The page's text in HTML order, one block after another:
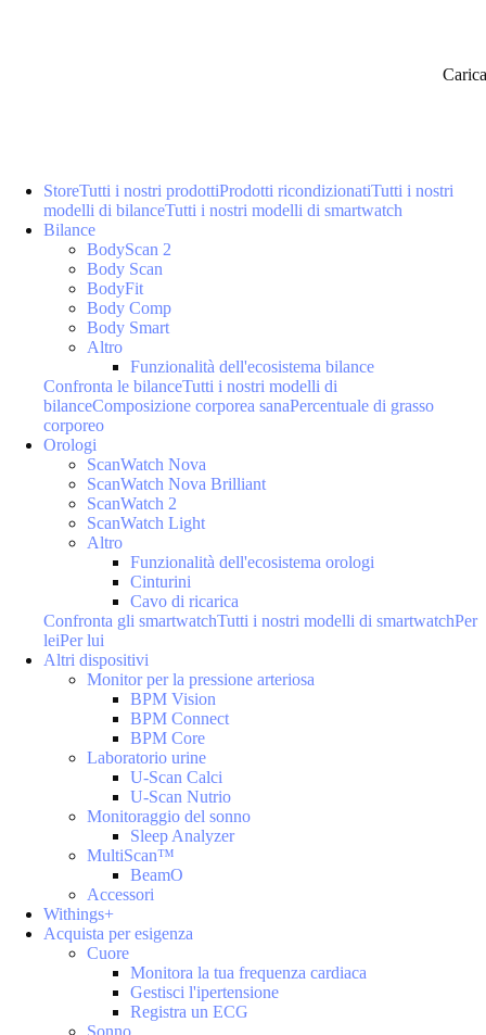
StoreTutti i nostri prodottiProdotti ricondizionatiTutti i nostri
modelli di bilanceTutti i nostri modelli di smartwatch
Bilance
BodyScan 2
Body Scan
BodyFit
Body Comp
Body Smart
Altro
Funzionalità dell'ecosistema bilance
Confronta le bilanceTutti i nostri modelli di
bilanceComposizione corporea sanaPercentuale di grasso
corporeo
Orologi
ScanWatch Nova
ScanWatch Nova Brilliant
ScanWatch 2
ScanWatch Light
Altro
Funzionalità dell'ecosistema orologi
Cinturini
Cavo di ricarica
Confronta gli smartwatchTutti i nostri modelli di smartwatchPer
leiPer lui
Altri dispositivi
Monitor per la pressione arteriosa
BPM Vision
BPM Connect
BPM Core
Laboratorio urine
U-Scan Calci
U-Scan Nutrio
Monitoraggio del sonno
Sleep Analyzer
MultiScan™
BeamO
Accessori
Withings+
Acquista per esigenza
Cuore
Monitora la tua frequenza cardiaca
Gestisci l'ipertensione
Registra un ECG
Sonno